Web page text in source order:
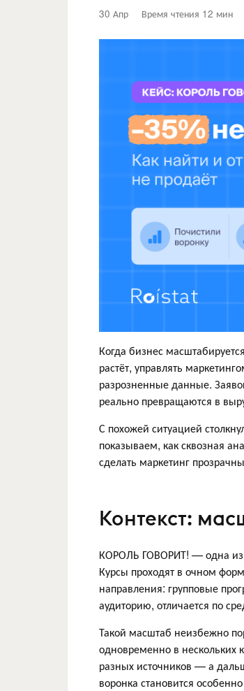
30 Апр Время чтения 12 мин
Когда бизнес
растёт, управлять
разрозненные данные.
реально превращаются в
С похожей ситуацией
показываем, как сквозная
сделать маркетинг
Контекст:
КОРОЛЬ ГОВОРИТ! — одна из
Курсы проходят в очном
направления: групповые
аудиторию, отличается по
Такой масштаб неизбежно
одновременно в нескольких
разных источников — а
воронка становится